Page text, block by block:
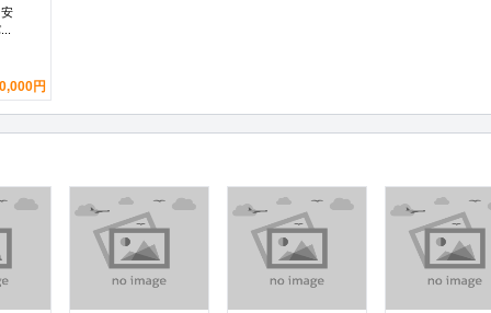
円